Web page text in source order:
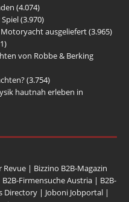
(4.074)
(3.970)
ausgeliefert(3.965)
von Robbe & Berking
(3.754)
hautnah erleben in
Revue | Bizzino B2B-Magazin
B2B-Firmensuche Austria | B2B-
Directory | Joboni Jobportal |